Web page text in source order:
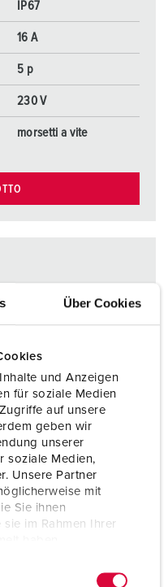
Über Cookies
und Anzeigen
für soziale Medien
auf unsere
geben wir
unserer
soziale Medien,
Unsere Partner
mit
Sie ihnen
im Rahmen Ihrer
IP67
16 A
5 p
230 V
morsetti a vite